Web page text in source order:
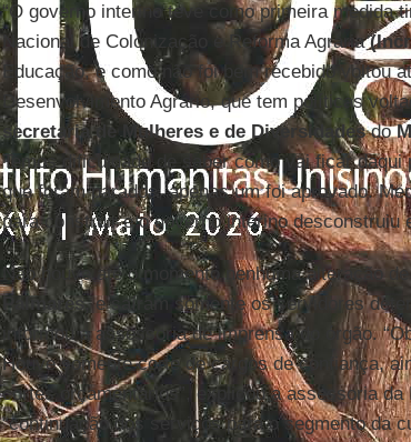
“O governo interino teve como primeira medida
Nacional de Colonização e Reforma Agrária
Educação, e como não foi bem recebido voltou
Desenvolvimento Agrário, que tem políticas
secretaria de Mulheres e de Diversidadesdo
Temos dificuldade de saber como vai ficar
que foram parados, apenas um foi aprovado.
para construir e o governo interino desconstruiu
Não houve até o momento nenhuma alteração
Palmares,e saíram somente os servidores
informou a assessoria de imprensa do órgão.
Houve somente corte de cargos de confiança,
cortes orçamentários”, explicou a assessoria da
“continuação dos serviços para o segmento da